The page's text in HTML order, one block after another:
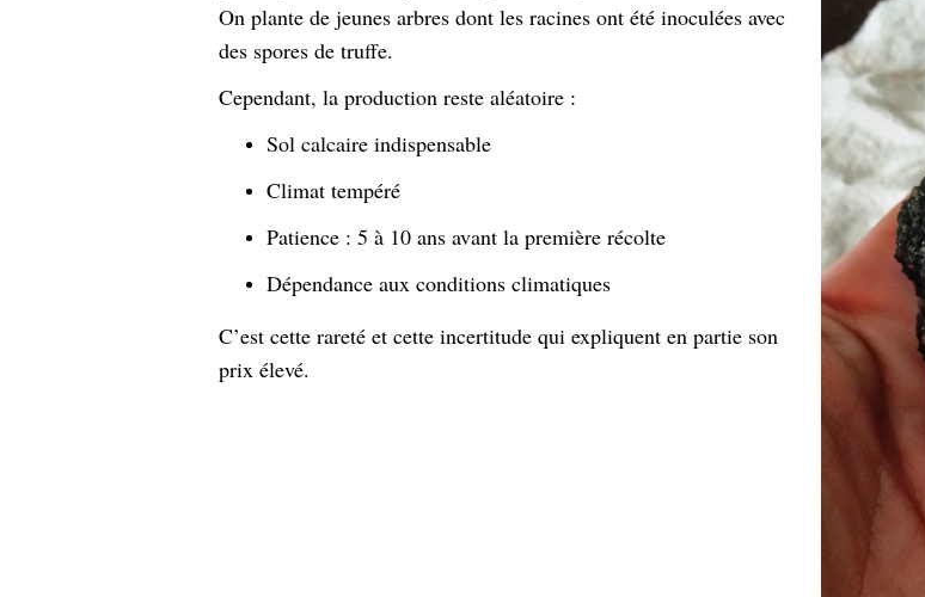
On plante de jeunes arbres dont les racines ont été inoculées avec
des spores de truffe.
Cependant, la production reste aléatoire :
Sol calcaire indispensable
Climat tempéré
Patience : 5 à 10 ans avant la première récolte
Dépendance aux conditions climatiques
C’est cette rareté et cette incertitude qui expliquent en partie son
prix élevé.